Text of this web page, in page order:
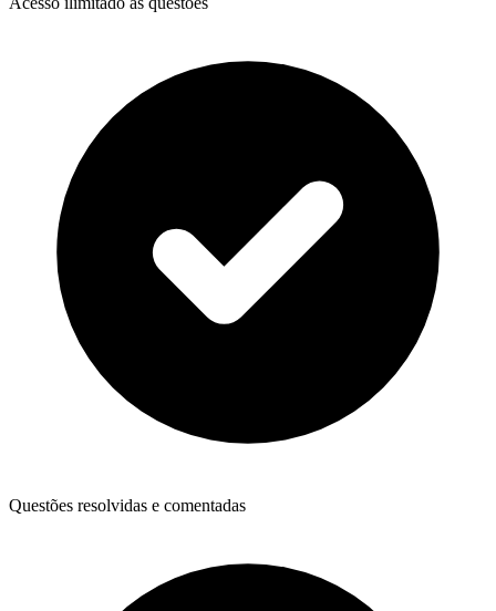
Questões resolvidas e comentadas